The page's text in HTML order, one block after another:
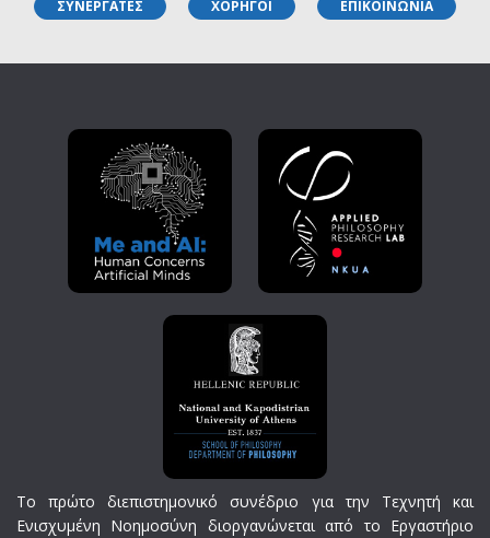
ΣΥΝΕΡΓΑΤΕΣ ΧΟΡΗΓΟΙ ΕΠΙΚΟΙΝΩΝΙΑ
Το πρώτο διεπιστημονικό συνέδριο για την Τεχνητή και
Ενισχυμένη Νοημοσύνη διοργανώνεται από το Εργαστήριο